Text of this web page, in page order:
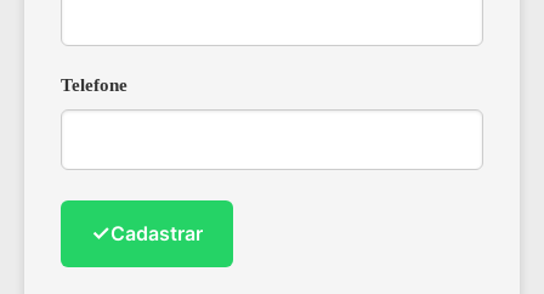
Telefone
✓Cadastrar